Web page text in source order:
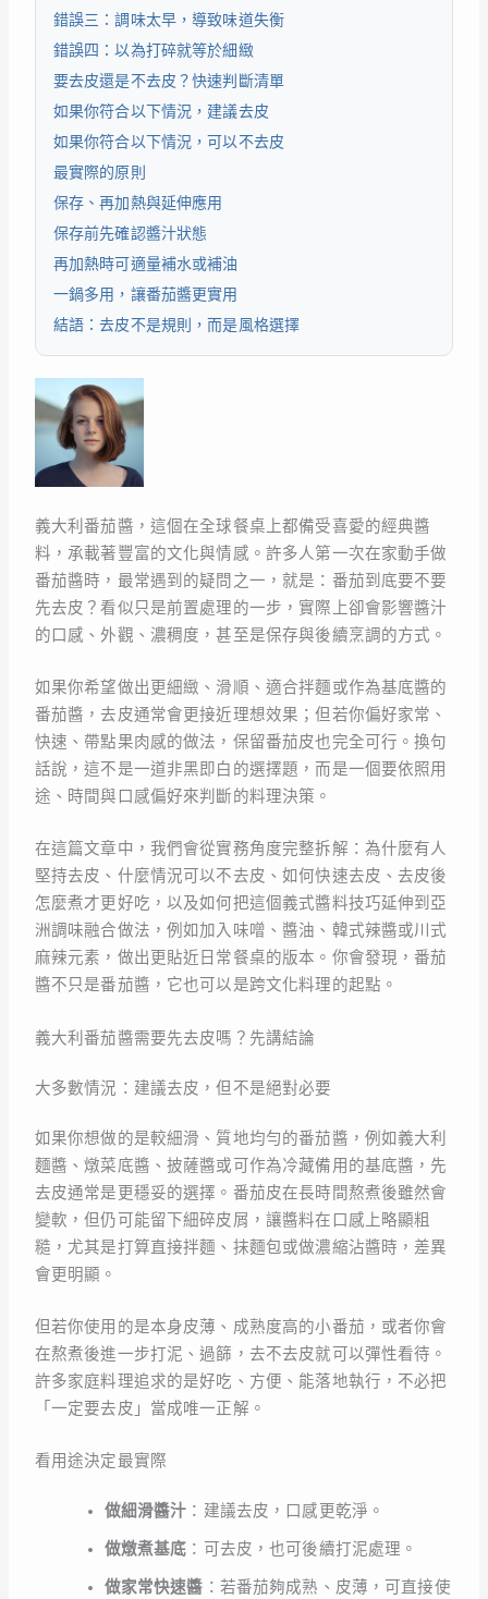
錯誤三：調味太早，導致味道失衡
錯誤四：以為打碎就等於細緻
要去皮還是不去皮？快速判斷清單
如果你符合以下情況，建議去皮
如果你符合以下情況，可以不去皮
最實際的原則
保存、再加熱與延伸應用
保存前先確認醬汁狀態
再加熱時可適量補水或補油
一鍋多用，讓番茄醬更實用
結語：去皮不是規則，而是風格選擇
義大利番茄醬，這個在全球餐桌上都備受喜愛的經典醬
料，承載著豐富的文化與情感。許多人第一次在家動手做
番茄醬時，最常遇到的疑問之一，就是：番茄到底要不要
先去皮？看似只是前置處理的一步，實際上卻會影響醬汁
的口感、外觀、濃稠度，甚至是保存與後續烹調的方式。
如果你希望做出更細緻、滑順、適合拌麵或作為基底醬的
番茄醬，去皮通常會更接近理想效果；但若你偏好家常、
快速、帶點果肉感的做法，保留番茄皮也完全可行。換句
話說，這不是一道非黑即白的選擇題，而是一個要依照用
途、時間與口感偏好來判斷的料理決策。
在這篇文章中，我們會從實務角度完整拆解：為什麼有人
堅持去皮、什麼情況可以不去皮、如何快速去皮、去皮後
怎麼煮才更好吃，以及如何把這個義式醬料技巧延伸到亞
洲調味融合做法，例如加入味噌、醬油、韓式辣醬或川式
麻辣元素，做出更貼近日常餐桌的版本。你會發現，番茄
醬不只是番茄醬，它也可以是跨文化料理的起點。
義大利番茄醬需要先去皮嗎？先講結論
大多數情況：建議去皮，但不是絕對必要
如果你想做的是較細滑、質地均勻的番茄醬，例如義大利
麵醬、燉菜底醬、披薩醬或可作為冷藏備用的基底醬，先
去皮通常是更穩妥的選擇。番茄皮在長時間熬煮後雖然會
變軟，但仍可能留下細碎皮屑，讓醬料在口感上略顯粗
糙，尤其是打算直接拌麵、抹麵包或做濃縮沾醬時，差異
會更明顯。
但若你使用的是本身皮薄、成熟度高的小番茄，或者你會
在熬煮後進一步打泥、過篩，去不去皮就可以彈性看待。
許多家庭料理追求的是好吃、方便、能落地執行，不必把
「一定要去皮」當成唯一正解。
看用途決定最實際
做細滑醬汁 ：建議去皮，口感更乾淨。
做燉煮基底 ：可去皮，也可後續打泥處理。
做家常快速醬 ：若番茄夠成熟、皮薄，可直接使